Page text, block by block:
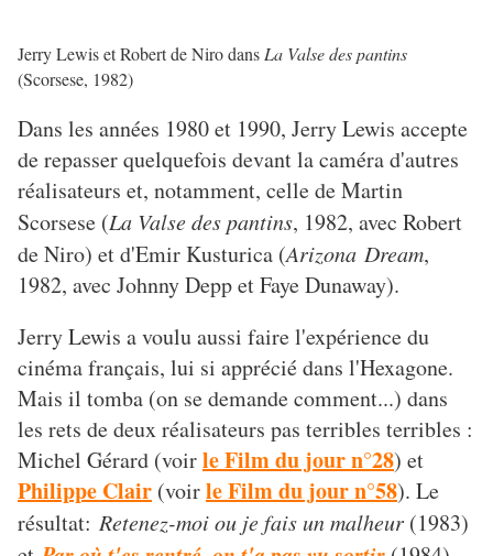
Jerry Lewis et Robert de Niro dans La Valse des pantins
(Scorsese, 1982)
Dans les années 1980 et 1990, Jerry Lewis accepte
de repasser quelquefois devant la caméra d'autres
réalisateurs et, notamment, celle de Martin
Scorsese (La Valse des pantins, 1982, avec Robert
de Niro) et d'Emir Kusturica (Arizona Dream,
1982, avec Johnny Depp et Faye Dunaway).
Jerry Lewis a voulu aussi faire l'expérience du
cinéma français, lui si apprécié dans l'Hexagone.
Mais il tomba (on se demande comment...) dans
les rets de deux réalisateurs pas terribles terribles :
Michel Gérard (voirle Film du jour n°28) et
Philippe Clair (voirle Film du jour n°58). Le
résultat: Retenez-moi ou je fais un malheur (1983)